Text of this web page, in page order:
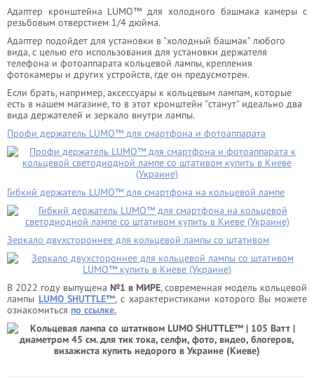
Адаптер кронштейна LUMO™ для холодного башмака камеры с
резьбовым отверстием 1/4 дюйма.
Адаптер подойдет для установки в "холодный башмак" любого
вида, с целью его использования для установки держателя
телефона и фотоаппарата кольцевой лампы, крепления
фотокамеры и других устройств, где он предусмотрен.
Если брать, например, аксессуары к кольцевым лампам, которые
есть в нашем магазине, то в этот кронштейн "станут" идеально два
вида держателей и зеркало внутри лампы.
Профи держатель LUMO™ для смартфона и фотоаппарата
Гибкий держатель LUMO™ для смартфона на кольцевой лампе
Зеркало двухстороннее для кольцевой лампы со штативом
В 2022 году выпущена №1 в МИРЕ, современная модель кольцевой
лампы LUMO SHUTTLE™, с характеристиками которого Вы можете
ознакомиться по ссылке.